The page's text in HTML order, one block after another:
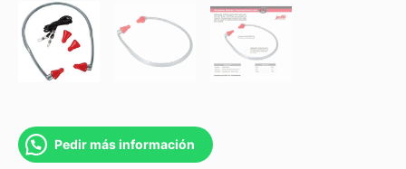
Pedir más información